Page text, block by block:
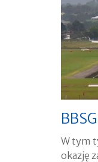
W tym
okazję